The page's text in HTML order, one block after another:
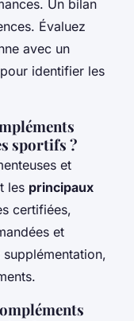
Un bilan
Évaluez
avec un
identifier les
sportifs ?
et
les principaux
certifiées,
et